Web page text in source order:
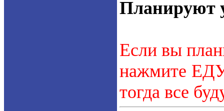
Планируют
Если вы
нажмите
тогда все